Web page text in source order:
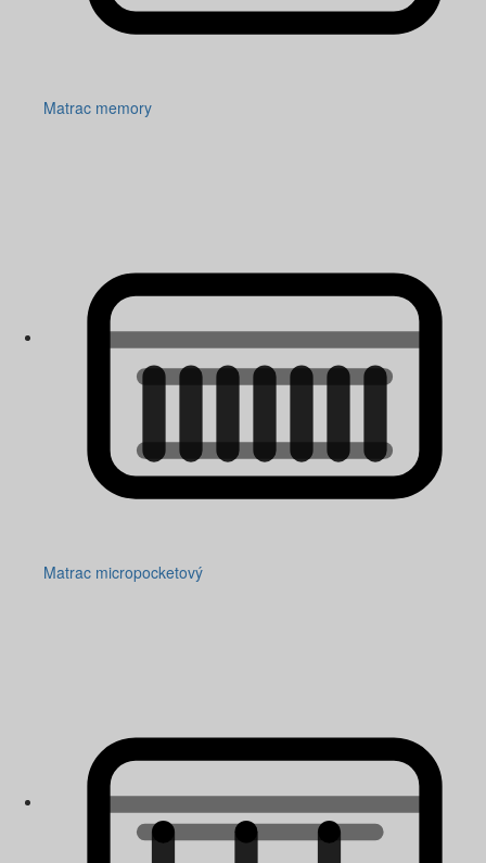
Matrac memory
Matrac micropocketový